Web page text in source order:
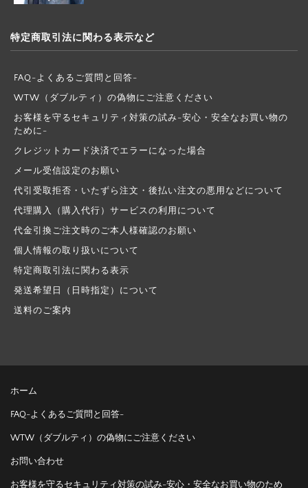
特定商取引法に関わる表示など
FAQ-よくあるご質問と回答-
WTW（ダブルティ）の偽物にご注意ください
お客様を守るセキュリティ対策の試み-安心・安全なお買い物の
ために-
クレジットカード決済でエラーになった場合
メール受信設定のお願い
代引受取拒否・いたずら注文・後払い注文の悪用などについて
代理購入（購入代行）サービスの利用について
代金引換ご注文時のご本人様確認のお願い
個人情報の取り扱いについて
特定商取引法に関わる表示
発送希望日（日時指定）について
送料のご案内
ホーム
FAQ-よくあるご質問と回答-
WTW（ダブルティ）の偽物にご注意ください
お問い合わせ
お客様を守るセキュリティ対策の試み-安心・安全なお買い物のため